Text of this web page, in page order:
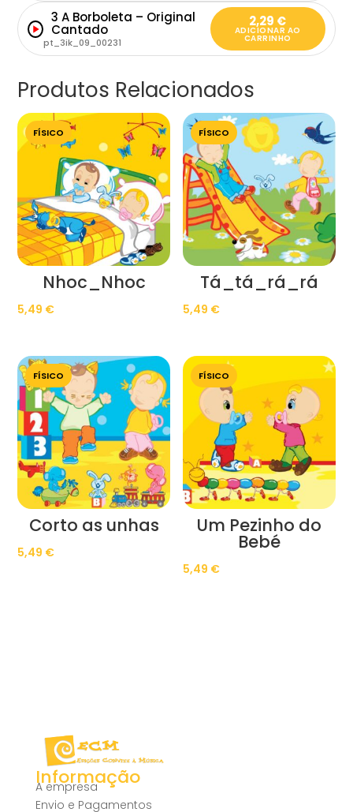
3 A Borboleta – Original
Cantado
pt_3ik_09_00231
2,29 €
ADICIONAR AO
CARRINHO
Produtos Relacionados
FÍSICO
Nhoc_Nhoc
5,49 €
FÍSICO
Tá_tá_rá_rá
5,49 €
FÍSICO
Corto as unhas
5,49 €
FÍSICO
Um Pezinho do
Bebé
5,49 €
Informação
A empresa
Envio e Pagamentos